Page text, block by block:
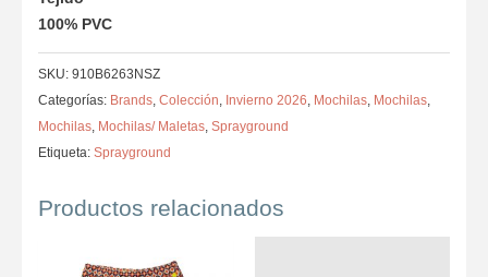
100% PVC
SKU: 910B6263NSZ
Categorías: Brands Colección Invierno 2026 Mochilas Mochilas
Mochilas Mochilas/ Maletas Sprayground
Etiqueta: Sprayground
Productos relacionados